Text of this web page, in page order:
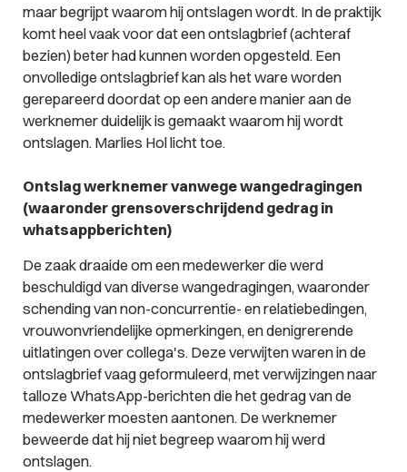
maar begrijpt waarom hij ontslagen wordt. In de praktijk
komt heel vaak voor dat een ontslagbrief (achteraf
bezien) beter had kunnen worden opgesteld. Een
onvolledige ontslagbrief kan als het ware worden
gerepareerd doordat op een andere manier aan de
werknemer duidelijk is gemaakt waarom hij wordt
ontslagen. Marlies Hol licht toe.
Ontslag werknemer vanwege wangedragingen
(waaronder grensoverschrijdend gedrag in
whatsappberichten)
De zaak draaide om een medewerker die werd
beschuldigd van diverse wangedragingen, waaronder
schending van non-concurrentie- en relatiebedingen,
vrouwonvriendelijke opmerkingen, en denigrerende
uitlatingen over collega's. Deze verwijten waren in de
ontslagbrief vaag geformuleerd, met verwijzingen naar
talloze WhatsApp-berichten die het gedrag van de
medewerker moesten aantonen. De werknemer
beweerde dat hij niet begreep waarom hij werd
ontslagen.